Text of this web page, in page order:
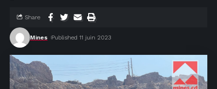
Mines Published 11 juin 2023
Share